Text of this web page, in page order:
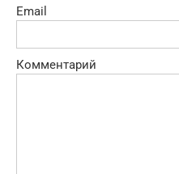
Email
Комментарий